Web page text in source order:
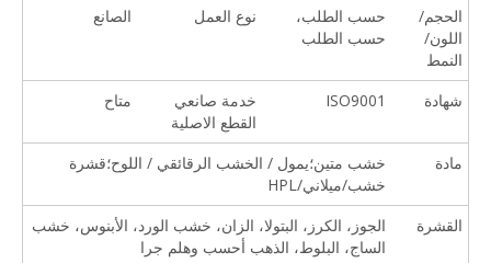
الحجم/
اللون/
النمط
حسب الطلب،
حسب الطلب
نوع العمل الصانع
شهادة ISO9001
خدمة صانعي
القطع الاصلية
متاح
مادة
خشب متين؛يمول / الخشب الرقائقي / اللوح؛قشرة
خشب/ميلاني/HPL
القشرة
الجوز، الكرز، البتولا، الزان، خشب الورد، الأبنوس، خشب
الساج، البلوط، الذهب أحسب وهلم جرا